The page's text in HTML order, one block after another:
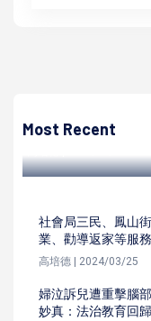
Most Recent
加工應用歡喜結訓
社會局三民、鳳山
業、勸導返家等服務
高培德 | 2024/03/25
婦泣訴兒遭重擊腦
妙真：法治教育回